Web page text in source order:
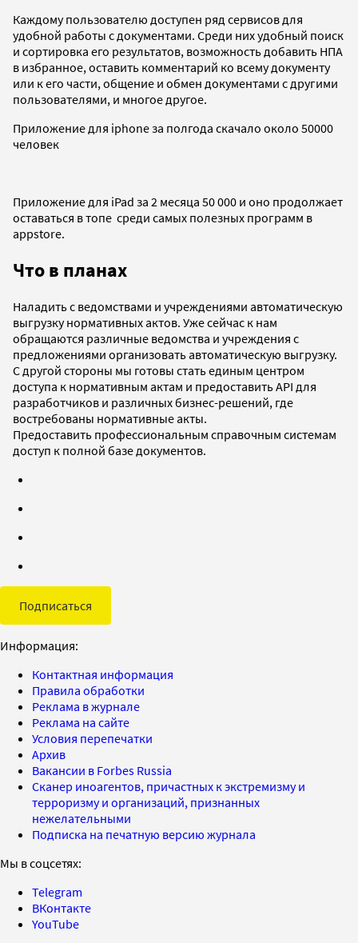
Каждому пользователю доступен ряд сервисов для
удобной работы с документами. Среди них удобный поиск
и сортировка его результатов, возможность добавить НПА
в избранное, оставить комментарий ко всему документу
или к его части, общение и обмен документами с другими
пользователями, и многое другое.
Приложение для iphone за полгода скачало около 50000
человек
Приложение для iPad за 2 месяца 50 000 и оно продолжает
оставаться в топе среди самых полезных программ в
appstore.
Что в планах
Наладить с ведомствами и учреждениями автоматическую
выгрузку нормативных актов. Уже сейчас к нам
обращаются различные ведомства и учреждения с
предложениями организовать автоматическую выгрузку.
С другой стороны мы готовы стать единым центром
доступа к нормативным актам и предоставить API для
разработчиков и различных бизнес-решений, где
востребованы нормативные акты.
Предоставить профессиональным справочным системам
доступ к полной базе документов.
Подписаться
Информация:
Контактная информация
Правила обработки
Реклама в журнале
Реклама на сайте
Условия перепечатки
Архив
Вакансии в Forbes Russia
Сканер иноагентов, причастных к экстремизму и
терроризму и организаций, признанных
нежелательными
Подписка на печатную версию журнала
Мы в соцсетях:
Telegram
ВКонтакте
YouTube